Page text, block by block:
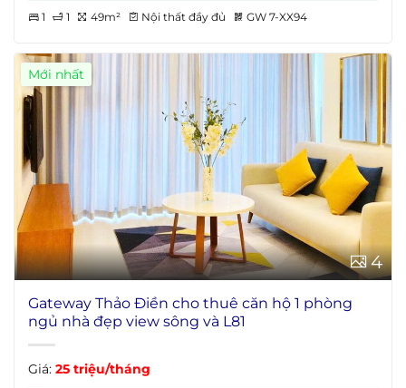
1 1 49m² Nội thất đầy đủ GW 7-XX94
Mới nhất
4
Gateway Thảo Điền cho thuê căn hộ 1 phòng
ngủ nhà đẹp view sông và L81
Giá: 25 triệu/tháng